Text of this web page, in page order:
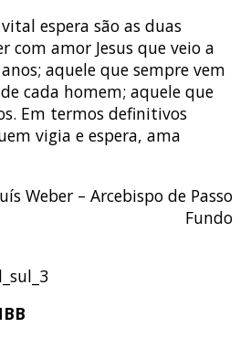
espera são as duas
com amor Jesus que veio a
aquele que sempre vem
cada homem; aquele que
Em termos definitivos
vigia e espera, ama
Weber – Arcebispo de Passo
Fundo